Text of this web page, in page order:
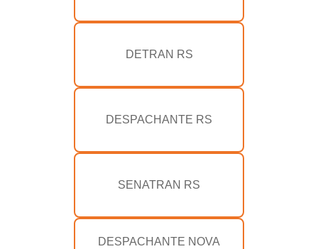
DETRAN RS
DESPACHANTE RS
SENATRAN RS
DESPACHANTE NOVA